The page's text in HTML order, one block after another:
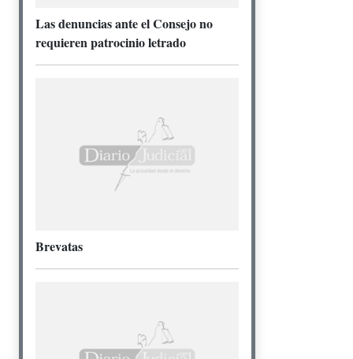
Las denuncias ante el Consejo no
requieren patrocinio letrado
Brevatas